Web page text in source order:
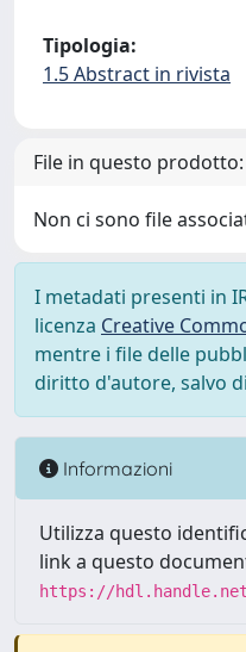
Tipologia:
1.5 Abstract in rivista
File in questo prodotto:
Non ci sono file
I metadati presenti in
licenza Creative
mentre i file delle
diritto d'autore, salvo
Informazioni
Utilizza questo
link a questo
https://